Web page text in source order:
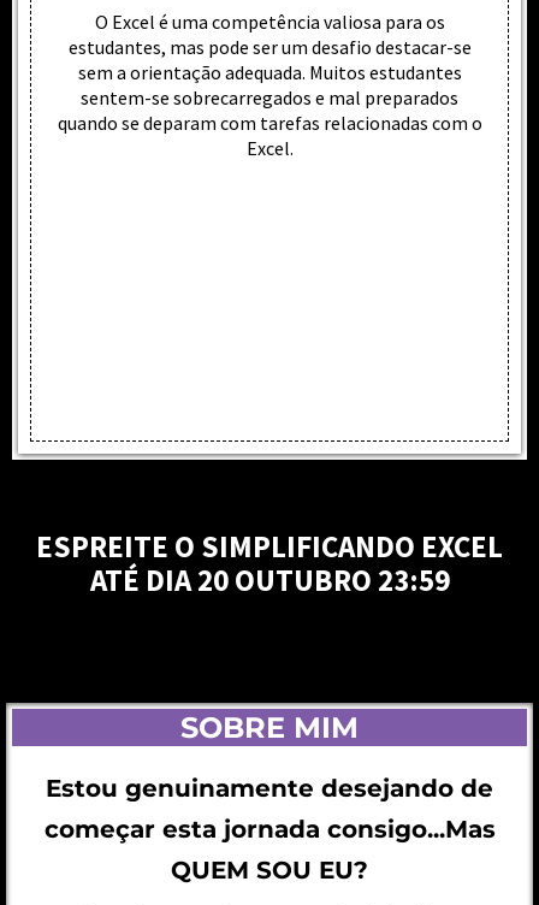
O Excel é uma competência valiosa para os
estudantes, mas pode ser um desafio destacar-se
sem a orientação adequada. Muitos estudantes
sentem-se sobrecarregados e mal preparados
quando se deparam com tarefas relacionadas com o
Excel.
ESPREITE O SIMPLIFICANDO EXCEL
ATÉ DIA 20 OUTUBRO 23:59
SOBRE MIM
Estou genuinamente desejando de
começar esta jornada consigo...Mas
QUEM SOU EU?